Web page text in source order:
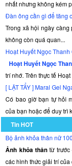
nhất nhưng không kém
Đàn ông cần gì để tăng
Trong xã hội ngày
không còn quá quan...
Hoạt Huyết Ngọc
Hoạt Huyết Ngọc
trí nhớ. Trên thực tế
[ LẬT TẨY ] Maral Gel
Có bao giờ bạn tự hỏi
của bạn hoặc để duy trì
Tin HOT
Bộ ảnh khỏa thân nữ
Ảnh khỏa thântừ trước
các hình thức giải trí của